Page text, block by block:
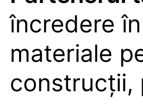
încredere în
materiale
construcții,